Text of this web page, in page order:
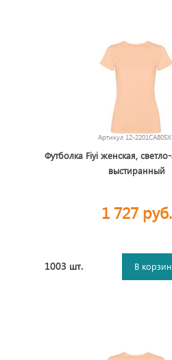
Артикул 12-2201CA805XL
Футболка Fiyi женская,
выстиранный
1 727 руб.
1003 шт. В